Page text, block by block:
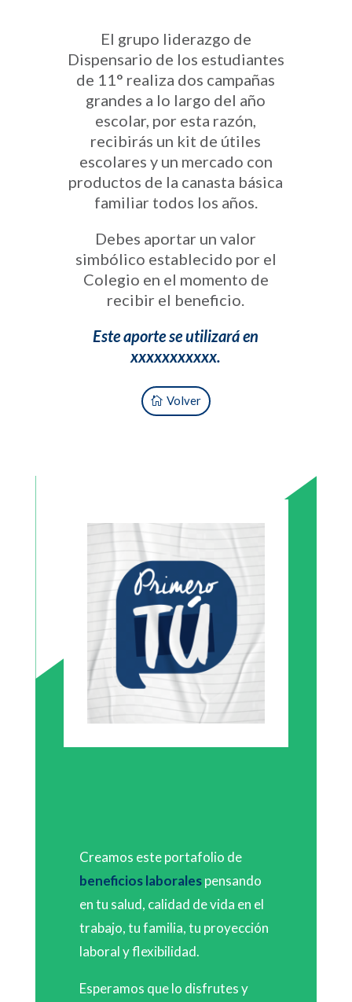
El grupo liderazgo de
Dispensario de los estudiantes
de 11° realiza dos campañas
grandes a lo largo del año
escolar, por esta razón,
recibirás un kit de útiles
escolares y un mercado con
productos de la canasta básica
familiar todos los años.
Debes aportar un valor
simbólico establecido por el
Colegio en el momento de
recibir el beneficio.
Este aporte se utilizará en
xxxxxxxxxxx.
Volver
Creamos este portafolio de
beneficios laboralespensando
en tu salud, calidad de vida en el
trabajo, tu familia, tu proyección
laboral y flexibilidad.
Esperamos que lo disfrutes y